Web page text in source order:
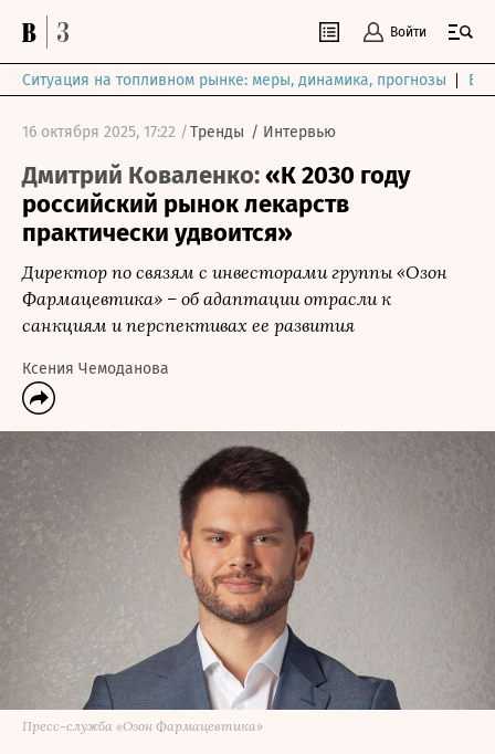
Войти
Ситуация на топливном рынке: меры, динамика, прогнозы
16 октября 2025, 17:22 /Тренды / Интервью
Дмитрий Коваленко:«К 2030 году
российский рынок лекарств
практически удвоится»
Директор по связям с инвесторами группы «Озон
Фармацевтика» – об адаптации отрасли к
санкциям и перспективах ее развития
Ксения Чемоданова
Пресс-служба «Озон Фармацевтика»